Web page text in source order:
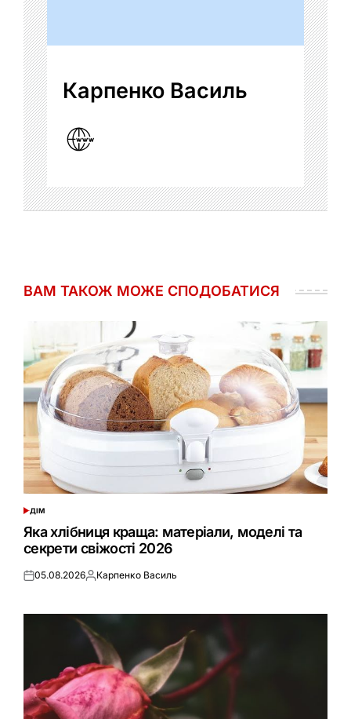
Карпенко Василь
ВАМ ТАКОЖ МОЖЕ СПОДОБАТИСЯ
ОПУБЛІКУВАТИ
ДІМ
Яка хлібниця краща: матеріали, моделі та
секрети свіжості 2026
Оприлюднено
05.08.2026Опубліковано
Карпенко Василь